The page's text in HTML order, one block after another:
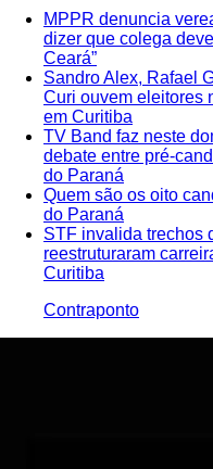
MPPR denuncia
dizer que colega
Ceará”
Sandro Alex, Rafael
Curi ouvem eleitores
em Curitiba
TV Band faz neste
debate entre pré-
do Paraná
Quem são os oito
do Paraná
STF invalida trechos
reestruturaram
Curitiba
Contraponto